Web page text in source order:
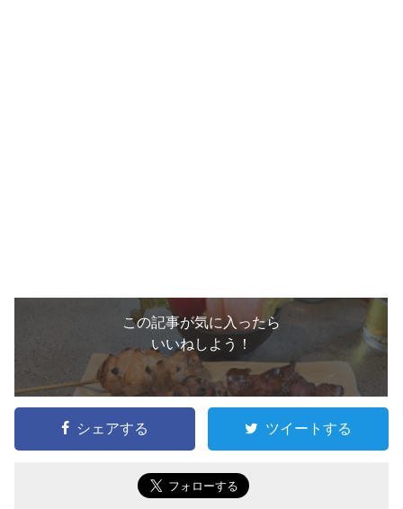
この記事が気に入ったら
いいねしよう！
シェアする ツイートする